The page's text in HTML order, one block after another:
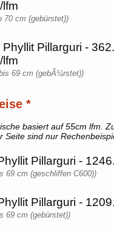
70 cm (gebürstet))
Pillarguri -
69 cm (gebÃ¼rstet))
*
basiert auf 55cm lfm.
Seite sind nur
Pillarguri -
69 cm (geschliffen C600))
Pillarguri -
69 cm (gebürstet))